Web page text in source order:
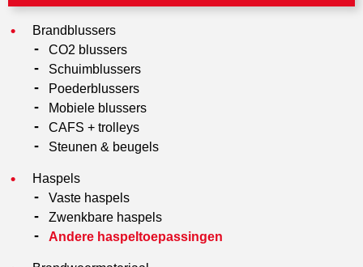
Brandblussers
CO2 blussers
Schuimblussers
Poederblussers
Mobiele blussers
CAFS + trolleys
Steunen & beugels
Haspels
Vaste haspels
Zwenkbare haspels
Andere haspeltoepassingen